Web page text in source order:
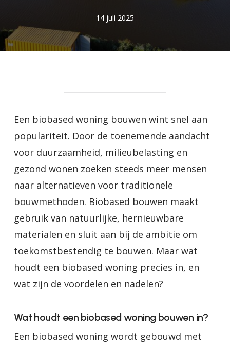
14 juli 2025
Een biobased woning bouwen wint snel aan
populariteit. Door de toenemende aandacht
voor duurzaamheid, milieubelasting en
gezond wonen zoeken steeds meer mensen
naar alternatieven voor traditionele
bouwmethoden. Biobased bouwen maakt
gebruik van natuurlijke, hernieuwbare
materialen en sluit aan bij de ambitie om
toekomstbestendig te bouwen. Maar wat
houdt een biobased woning precies in, en
wat zijn de voordelen en nadelen?
Wat houdt een biobased woning bouwen in?
Een biobased woning wordt gebouwd met